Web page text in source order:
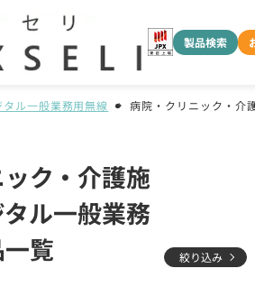
製品検索
タル一般業務用無線 病院・クリニック・介
ク・介護施
ル一般業務
覧
絞り込み